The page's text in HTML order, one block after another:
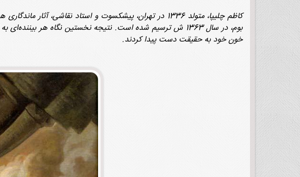
بوم، در سال 1363 ش ترسیم شده است. نتیجه نخستین نگاه هر
خون خود به حقیقت دست پیدا کردند.